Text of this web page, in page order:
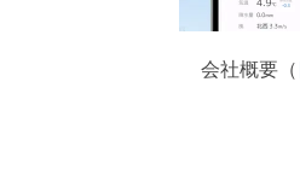
会社概要（